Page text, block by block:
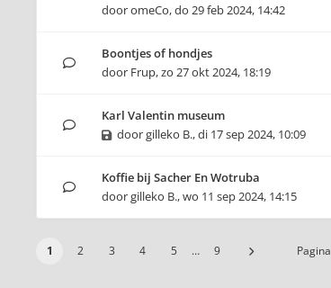
dooromeCo,do 29 feb 2024, 14:42
Boontjes of hondjes
door Frup,zo 27 okt 2024, 18:19
Karl Valentin museum
doorgilleko B.,di 17 sep 2024, 10:09
Koffie bij Sacher En Wotruba
doorgilleko B.,wo 11 sep 2024, 14:15
1 2 3 4 5 … 9 Pagina